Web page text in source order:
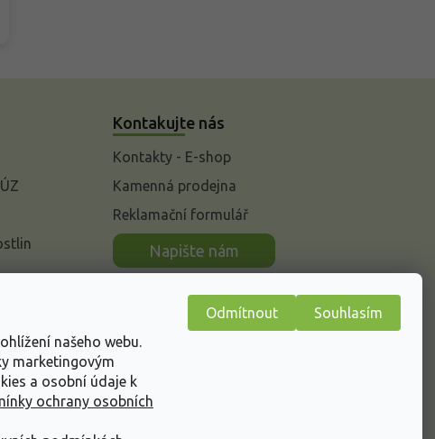
našeho webu.
marketingovým
a osobní údaje k
ochrany osobních
Odmítnout Souhlasím
Kontakujte nás
Kontakty - E-shop
Kamenná prodejna
Reklamační formulář
Napište nám